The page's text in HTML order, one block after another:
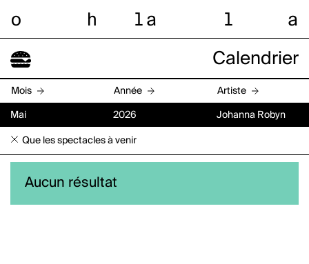
o h l a l a
Calendrier
Mois Année Artiste
Mai 2026 Johanna Robyn
Que les spectacles à venir
Aucun résultat